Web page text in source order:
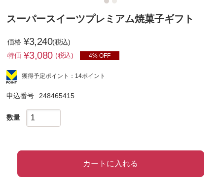
スーパースイーツプレミアム焼菓子ギフト
価格 ¥3,240(税込)
特価 ¥3,080 (税込) 4% OFF
獲得予定ポイント：14ポイント
申込番号 248465415
数量
カートに入れる